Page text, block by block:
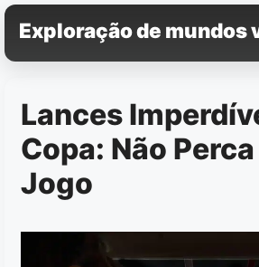
Pular
para
o
Exploração de mundos
Lances
Copa: Não
Jogo